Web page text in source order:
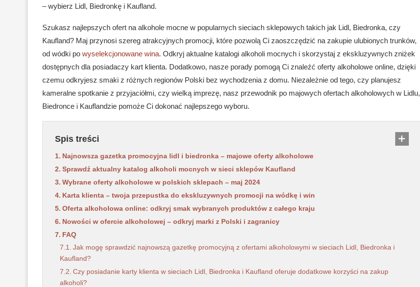
– wybierz Lidl, Biedronkę i Kaufland.
Szukasz najlepszych ofert na alkohole mocne w popularnych sieciach sklepowych takich jak Lidl, Biedronka, czy
Kaufland? Maj przynosi szereg atrakcyjnych promocji, które pozwolą Ci zaoszczędzić na zakupie ulubionych trunków,
od wódki po wyselekcjonowane wina. Odkryj aktualne katalogi alkoholi mocnych i skorzystaj z ekskluzywnych zniżek
dostępnych dla posiadaczy kart klienta. Dodatkowo, nasze porady pomogą Ci znaleźć oferty alkoholowe online, dzięki
czemu odkryjesz smaki z różnych regionów Polski bez wychodzenia z domu. Niezależnie od tego, czy planujesz
kameralne spotkanie z przyjaciółmi, czy wielką imprezę, nasz przewodnik po majowych ofertach alkoholowych w Lidlu,
Biedronce i Kauflandzie pomoże Ci dokonać najlepszego wyboru.
Spis treści
Najnowsza gazetka promocyjna lidl i biedronka – majowe oferty alkoholowe
Sprawdź aktualny katalog alkoholi mocnych w sieci sklepów Kaufland
Wybrane oferty alkoholowe w polskich sklepach – maj 2024
Karta klienta – twoja przepustka do ekskluzywnych promocji na wódkę i win
Oferta alkoholowa online: odkryj smak wybranych produktów z całego kraju
Nowości w ofercie alkoholowej – odkryj marki z Polski i zagranicy
FAQ
Jak mogę sprawdzić najnowszą gazetkę promocyjną z ofertami alkoholowymi w sieciach Lidl, Biedronka i
Kaufland?
Czy posiadanie karty klienta w sieciach Lidl, Biedronka i Kaufland oferuje dodatkowe korzyści na zakup
alkoholi?